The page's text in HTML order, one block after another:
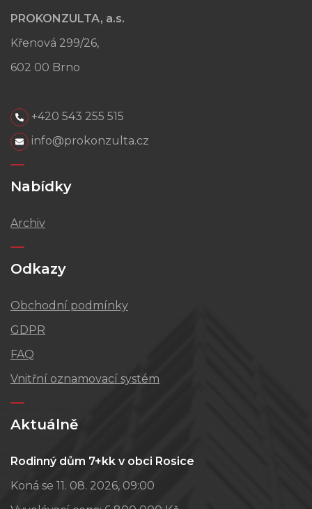
PROKONZULTA, a.s.
Křenová 299/26,
602 00 Brno
+420 543 255 515
info@prokonzulta.cz
Nabídky
Archiv
Odkazy
Obchodní podmínky
GDPR
FAQ
Vnitřní oznamovací systém
Aktuálně
Rodinný dům 7+kk v obci Rosice
Koná se 11. 08. 2026, 09:00